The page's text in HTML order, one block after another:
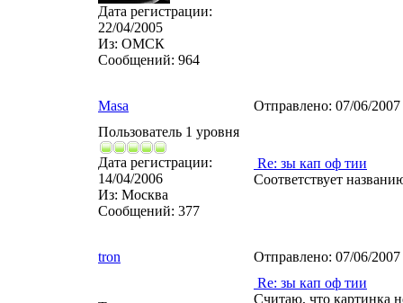
Дата регистрации:
22/04/2005
Из: ОМСК
Сообщений: 964
Masa Отправлено: 07/06/
Пользователь 1 уровня
Дата регистрации:
14/04/2006
Из: Москва
Сообщений: 377
Re: зы кап оф тии
Соответствует
tron Отправлено: 07/06/
Re: зы кап оф тии
Считаю, что картинка